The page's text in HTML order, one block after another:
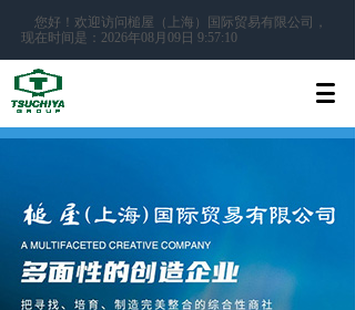
您好！欢迎访问槌屋（上海）国际贸易有限公司，
现在时间是：2026年08月09日 9:57:10